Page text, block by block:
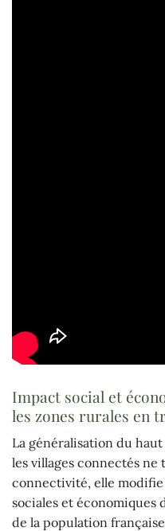
Impact social et
les zones rurales en
La généralisation du
les villages connectés ne
connectivité, elle
sociales et économiques
de la population